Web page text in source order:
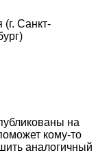
(г. Санкт-
на
кому-то
аналогичный